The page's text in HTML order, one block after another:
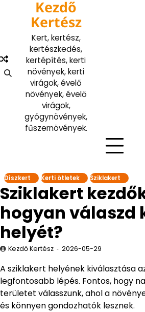
content
Kezdő
Kertész
Kert, kertész,
kertészkedés,
kertépítés, kerti
növények, kerti
virágok, évelő
növények, évelő
virágok,
gyógynövények,
fűszernövények.
Díszkert Kerti ötletek Sziklakert
Sziklakert
hogyan válaszd
helyét?
Kezdő Kertész 2026-05-29
A sziklakert helyének kiválasztása
legfontosabb lépés. Fontos, hogy
területet válasszunk, ahol a
és könnyen gondozhatók lesznek.